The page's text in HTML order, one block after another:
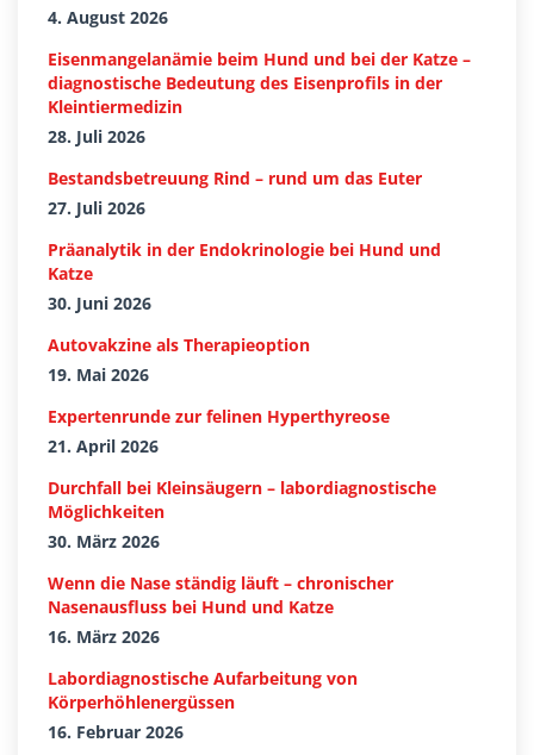
4. August 2026
Eisenmangelanämie beim Hund und bei der Katze –
diagnostische Bedeutung des Eisenprofils in der
Kleintiermedizin
28. Juli 2026
Bestandsbetreuung Rind – rund um das Euter
27. Juli 2026
Präanalytik in der Endokrinologie bei Hund und
Katze
30. Juni 2026
Autovakzine als Therapieoption
19. Mai 2026
Expertenrunde zur felinen Hyperthyreose
21. April 2026
Durchfall bei Kleinsäugern – labordiagnostische
Möglichkeiten
30. März 2026
Wenn die Nase ständig läuft – chronischer
Nasenausfluss bei Hund und Katze
16. März 2026
Labordiagnostische Aufarbeitung von
Körperhöhlenergüssen
16. Februar 2026